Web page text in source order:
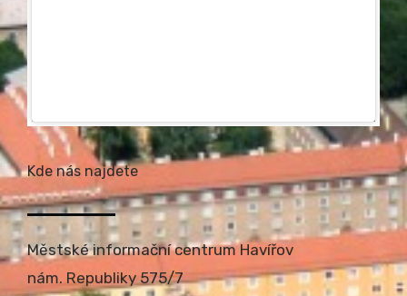
Kde nás najdete
Městské informační centrum Havířov
nám. Republiky 575/7